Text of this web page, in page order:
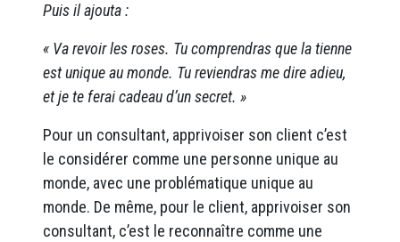
Puis il ajouta :
« Va revoir les roses. Tu comprendras que la tienne
est unique au monde. Tu reviendras me dire adieu,
et je te ferai cadeau d’un secret. »
Pour un consultant, apprivoiser son client c’est
le considérer comme une personne unique au
monde, avec une problématique unique au
monde. De même, pour le client, apprivoiser son
consultant, c’est le reconnaître comme une